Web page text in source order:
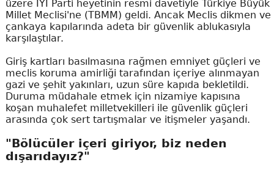
üzere İYİ Parti heyetinin resmi davetiyle Türkiye Büyük
Millet Meclisi'ne (TBMM) geldi. Ancak Meclis dikmen ve
çankaya kapılarında adeta bir güvenlik ablukasıyla
karşılaştılar.
Giriş kartları basılmasına rağmen emniyet güçleri ve
meclis koruma amirliği tarafından içeriye alınmayan
gazi ve şehit yakınları, uzun süre kapıda bekletildi.
Duruma müdahale etmek için nizamiye kapısına
koşan muhalefet milletvekilleri ile güvenlik güçleri
arasında çok sert tartışmalar ve itişmeler yaşandı.
"Bölücüler içeri giriyor, biz neden
dışarıdayız?"